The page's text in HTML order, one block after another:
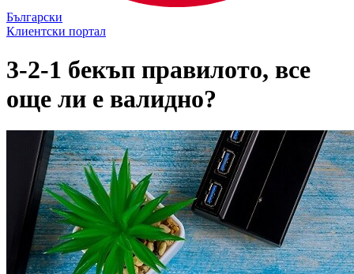
Български
Клиентски портал
3-2-1 бекъп правилото, все
още ли е валидно?